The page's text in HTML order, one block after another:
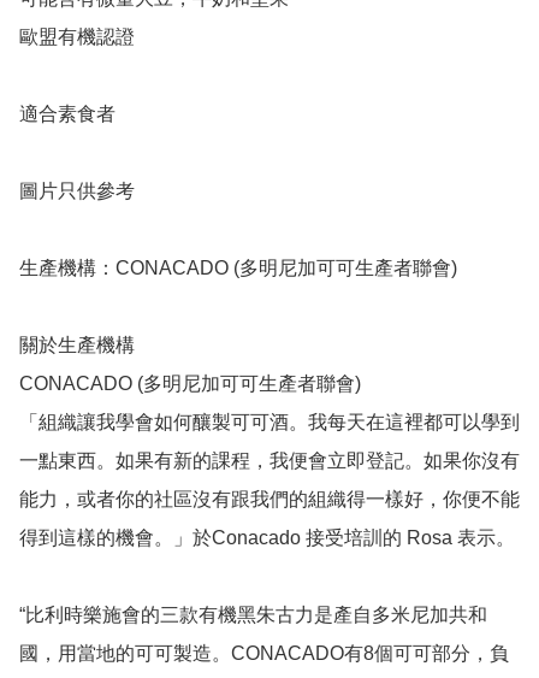
歐盟有機認證
適合素食者
圖片只供參考
生產機構：CONACADO (多明尼加可可生產者聯會)
關於生產機構
CONACADO (多明尼加可可生產者聯會)
「組織讓我學會如何釀製可可酒。我每天在這裡都可以學到
一點東西。如果有新的課程，我便會立即登記。如果你沒有
能力，或者你的社區沒有跟我們的組織得一樣好，你便不能
得到這樣的機會。」於Conacado 接受培訓的 Rosa 表示。
“比利時樂施會的三款有機黑朱古力是產自多米尼加共和
國，用當地的可可製造。CONACADO有8個可可部分，負